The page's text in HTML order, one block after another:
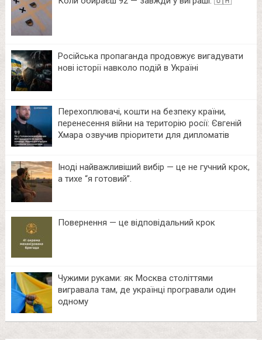
Російська пропаганда продовжує вигадувати
нові історії навколо подій в Україні
Перехоплювачі, кошти на безпеку країни,
перенесення війни на територію росії: Євгеній
Хмара озвучив пріоритети для дипломатів
Іноді найважливіший вибір — це не гучний крок,
а тихе “я готовий”.
Повернення — це відповідальний крок
Чужими руками: як Москва століттями
вигравала там, де українці програвали один
одному